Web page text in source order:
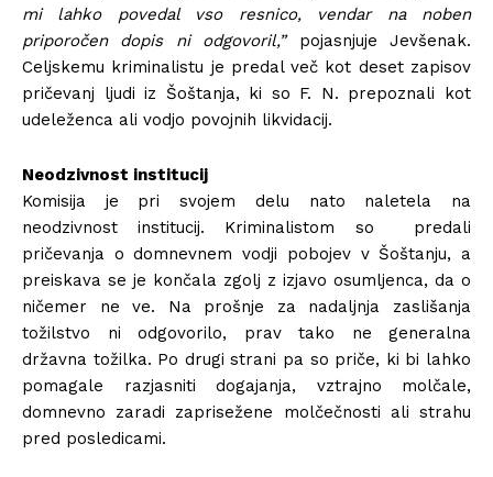
mi lahko povedal vso resnico, vendar na noben
priporočen dopis ni odgovoril,”pojasnjuje Jevšenak.
Celjskemu kriminalistu je predal več kot deset zapisov
pričevanj ljudi iz Šoštanja, ki so F. N. prepoznali kot
udeleženca ali vodjo povojnih likvidacij.
Neodzivnost institucij
Komisija je pri svojem delu nato naletela na
neodzivnost institucij. Kriminalistom so predali
pričevanja o domnevnem vodji pobojev v Šoštanju, a
preiskava se je končala zgolj z izjavo osumljenca, da o
ničemer ne ve. Na prošnje za nadaljnja zaslišanja
tožilstvo ni odgovorilo, prav tako ne generalna
državna tožilka. Po drugi strani pa so priče, ki bi lahko
pomagale razjasniti dogajanja, vztrajno molčale,
domnevno zaradi zaprisežene molčečnosti ali strahu
pred posledicami.